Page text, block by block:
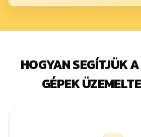
HOGYAN SEGÍTJÜK
GÉPEK